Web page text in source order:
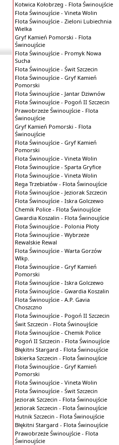
Kotwica Kołobrzeg - Flota Świnoujście
Flota Świnoujście - Vineta Wolin
Flota Świnoujście - Zieloni Lubiechnia
Wielka
Gryf Kamień Pomorski - Flota
Świnoujście
Flota Świnoujście - Promyk Nowa
Sucha
Flota Świnoujście - Świt Szczecin
Flota Świnoujście - Gryf Kamień
Pomorski
Flota Świnoujście - Jantar Dziwnów
Flota Świnoujście - Pogoń II Szczecin
Prawobrzeże Świnoujście - Flota
Świnoujście
Gryf Kamień Pomorski - Flota
Świnoujście
Flota Świnoujście - Gryf Kamień
Pomorski
Flota Świnoujście - Vineta Wolin
Flota Świnoujście - Sparta Gryfice
Flota Świnoujście - Vineta Wolin
Rega Trzebiatów - Flota Świnoujście
Flota Świnoujście - Jeziorak Szczecin
Flota Świnoujście - Iskra Golczewo
Chemik Police - Flota Świnoujście
Gwardia Koszalin - Flota Świnoujście
Flota Świnoujście - Polonia Płoty
Flota Świnoujście - Wybrzeże
Rewalskie Rewal
Flota Świnoujście - Warta Gorzów
Wlkp.
Flota Świnoujście - Gryf Kamień
Pomorski
Flota Świnoujście - Iskra Golczewo
Flota Świnoujście - Gwardia Koszalin
Flota Świnoujście - A.P. Gavia
Choszczno
Flota Świnoujście - Pogoń II Szczecin
Świt Szczecin - Flota Świnoujście
Flota Świnoujście - Chemik Police
Pogoń II Szczecin - Flota Świnoujście
Błękitni Stargard - Flota Świnoujście
Iskierka Szczecin - Flota Świnoujście
Flota Świnoujście - Gryf Kamień
Pomorski
Flota Świnoujście - Vineta Wolin
Flota Świnoujście - Świt Szczecin
Jeziorak Szczecin - Flota Świnoujście
Jeziorak Szczecin - Flota Świnoujście
Hutnik Szczecin - Flota Świnoujście
Błękitni Stargard - Flota Świnoujście
Prawobrzeże Świnoujście - Flota
Świnoujście